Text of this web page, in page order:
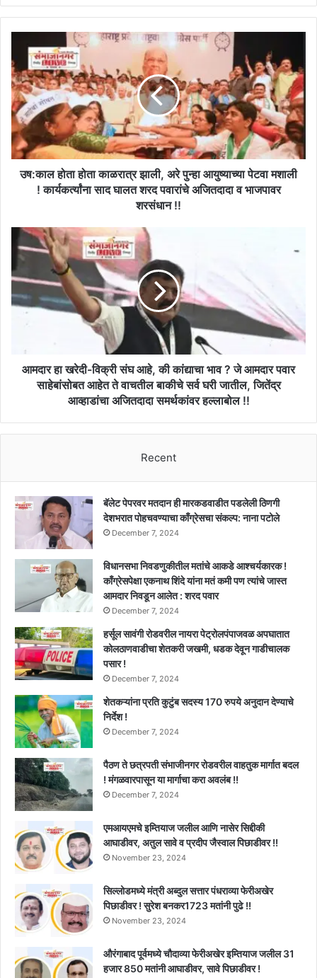
होता
काळरात्र
झाली,
अरे
पुन्हा
आयुष्याच्या
पेटवा
मशाली
घालत
शरद
पवारांचे
अजितदादा
व
भाजपावर
उष:काल होता होता काळरात्र झाली, अरे पुन्हा आयुष्याच्या पेटवा मशाली
! कार्यकर्त्यांना साद घालत शरद पवारांचे अजितदादा व भाजपावर
शरसंधान !!
आमदार
खरेदी-
विक्री
संघ
आहे,
साहेबांसोबत
सर्व
आव्हाडांचा
अजितदादा
हल्लाबोल
आमदार हा खरेदी-विक्री संघ आहे, की कांद्याचा भाव ? जे आमदार पवार
साहेबांसोबत आहेत ते वाचतील बाकीचे सर्व घरी जातील, जितेंद्र
आव्हाडांचा अजितदादा समर्थकांवर हल्लाबोल !!
Recent
बॅलेट पेपरवर मतदान ही मारकडवाडीत पडलेली ठिणगी
देशभरात पोहचवण्याचा काँग्रेसचा संकल्प: नाना पटोले
December 7, 2024
विधानसभा निवडणुकीतील मतांचे आकडे आश्चर्यकारक !
काँग्रेसपेक्षा एकनाथ शिंदे यांना मतं कमी पण त्यांचे जास्त
आमदार निवडून आलेत : शरद पवार
December 7, 2024
हर्सूल सावंगी रोडवरील नायरा पेट्रोलपंपाजवळ अपघातात
कोलठाणवाडीचा शेतकरी जखमी, धडक देवून गाडीचालक
पसार !
December 7, 2024
शेतकऱ्यांना प्रति कुटुंब सदस्य 170 रुपये अनुदान देण्याचे
निर्देश !
December 7, 2024
पैठण ते छत्रपती संभाजीनगर रोडवरील वाहतुक मार्गात बदल
! मंगळवारपासून या मार्गाचा करा अवलंब !!
December 7, 2024
एमआयएमचे इम्तियाज जलील आणि नासेर सिद्दीकी
आघाडीवर, अतुल सावे व प्रदीप जैस्वाल पिछाडीवर !!
November 23, 2024
सिल्लोडमध्ये मंत्री अब्दुल सत्तार पंधराव्या फेरीअखेर
पिछाडीवर ! सुरेश बनकर1723 मतांनी पुढे !!
November 23, 2024
औरंगाबाद पूर्वमध्ये चौदाव्या फेरीअखेर इम्तियाज जलील 31
हजार 850 मतांनी आघाडीवर, सावे पिछाडीवर !